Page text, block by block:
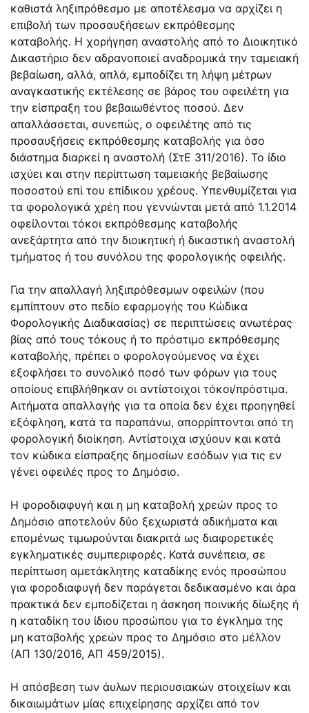
καθιστά ληξιπρόθεσμο με αποτέλεσμα να αρχίζει η
επιβολή των προσαυξήσεων εκπρόθεσμης
καταβολής. Η χορήγηση αναστολής από το Διοικητικό
Δικαστήριο δεν αδρανοποιεί αναδρομικά την ταμειακή
βεβαίωση, αλλά, απλά, εμποδίζει τη λήψη μέτρων
αναγκαστικής εκτέλεσης σε βάρος του οφειλέτη για
την είσπραξη του βεβαιωθέντος ποσού. Δεν
απαλλάσσεται, συνεπώς, ο οφειλέτης από τις
προσαυξήσεις εκπρόθεσμης καταβολής για όσο
διάστημα διαρκεί η αναστολή (ΣτΕ 311/2016). Το ίδιο
ισχύει και στην περίπτωση ταμειακής βεβαίωσης
ποσοστού επί του επίδικου χρέους. Υπενθυμίζεται για
τα φορολογικά χρέη που γεννώνται μετά από 1.1.2014
οφείλονται τόκοι εκπρόθεσμης καταβολής
ανεξάρτητα από την διοικητική ή δικαστική αναστολή
τμήματος ή του συνόλου της φορολογικής οφειλής.
Για την απαλλαγή ληξιπρόθεσμων οφειλών (που
εμπίπτουν στο πεδίο εφαρμογής του Κώδικα
Φορολογικής Διαδικασίας) σε περιπτώσεις ανωτέρας
βίας από τους τόκους ή το πρόστιμο εκπρόθεσμης
καταβολής, πρέπει ο φορολογούμενος να έχει
εξοφλήσει το συνολικό ποσό των φόρων για τους
οποίους επιβλήθηκαν οι αντίστοιχοι τόκοι/πρόστιμα.
Αιτήματα απαλλαγής για τα οποία δεν έχει προηγηθεί
εξόφληση, κατά τα παραπάνω, απορρίπτονται από τη
φορολογική διοίκηση. Αντίστοιχα ισχύουν και κατά
τον κώδικα είσπραξης δημοσίων εσόδων για τις εν
γένει οφειλές προς το Δημόσιο.
Η φοροδιαφυγή και η μη καταβολή χρεών προς το
Δημόσιο αποτελούν δύο ξεχωριστά αδικήματα και
επομένως τιμωρούνται διακριτά ως διαφορετικές
εγκληματικές συμπεριφορές. Κατά συνέπεια, σε
περίπτωση αμετάκλητης καταδίκης ενός προσώπου
για φοροδιαφυγή δεν παράγεται δεδικασμένο και άρα
πρακτικά δεν εμποδίζεται η άσκηση ποινικής δίωξης ή
η καταδίκη του ίδιου προσώπου για το έγκλημα της
μη καταβολής χρεών προς το Δημόσιο στο μέλλον
(ΑΠ 130/2016, ΑΠ 459/2015).
H απόσβεση των άυλων περιουσιακών στοιχείων και
δικαιωμάτων μίας επιχείρησης αρχίζει από τον